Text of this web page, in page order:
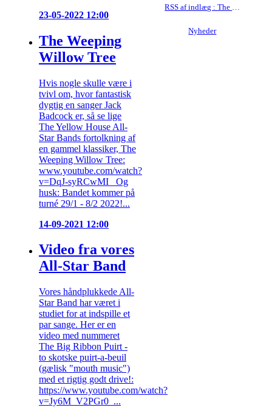
23-05-2022 12:00
The Weeping
Willow Tree
Hvis nogle skulle være i
tvivl om, hvor fantastisk
dygtig en sanger Jack
Badcock er, så se lige
The Yellow House All-
Star Bands fortolkning af
en gammel klassiker, The
Weeping Willow Tree:
www.youtube.com/watch?
v=DqJ-syRCwMI Og
husk: Bandet kommer på
turné 29/1 - 8/2 2022!...
14-09-2021 12:00
Video fra vores
All-Star Band
Vores håndplukkede All-
Star Band har været i
studiet for at indspille et
par sange. Her er en
video med nummeret
The Big Ribbon Puirt -
to skotske puirt-a-beuil
(gælisk "mouth music")
med et rigtig godt drive!:
https://www.youtube.com/watch?
v=Jy6M_V2PGr0 ...
RSS af indlæg : The Yellow House All-Star Band
Nyheder